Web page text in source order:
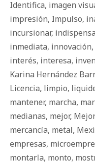
Identifica, imagen
impresión, Impulso,
incursionar,
inmediata, innovación,
interés, interesa,
Karina Hernández
Licencia, limpio,
mantener, marcha,
medianas, mejor,
mercancía, metal,
empresas,
montarla, monto,